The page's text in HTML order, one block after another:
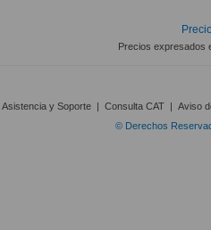
Precios expresados
Asistencia y Soporte | Consulta CAT | Aviso
© Derechos